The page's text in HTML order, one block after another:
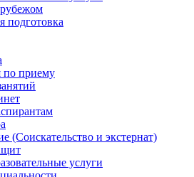
подготовка
приему
(Соискательство и экстернат)
услуги